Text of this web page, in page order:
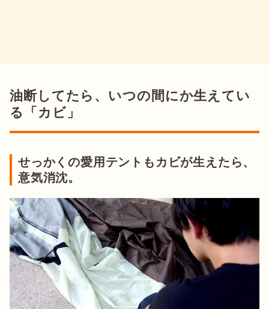
油断してたら、いつの間にか生えてい
る「カビ」
せっかくの愛用テントもカビが生えたら、
意気消沈。